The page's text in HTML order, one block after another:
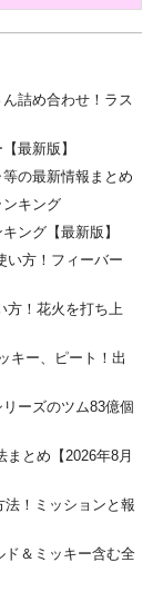
詰め合わせ！ラス
最新版】
の最新情報まとめ
キング
ング【最新版】
い方！フィーバー
方！花火を打ち上
キー、ピート！出
ーズのツム83億個
とめ【2026年8月
！ミッションと報
ド＆ミッキー含む全